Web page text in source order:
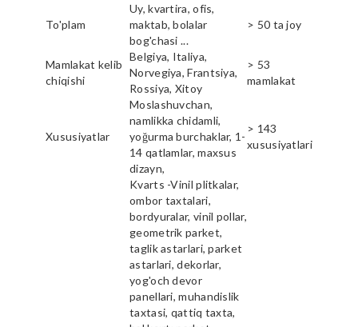
To'plam
Uy, kvartira, ofis,
maktab, bolalar
bog'chasi ...
> 50 ta joy
Mamlakat kelib
chiqishi
Belgiya, Italiya,
Norvegiya, Frantsiya,
Rossiya, Xitoy
> 53
mamlakat
Xususiyatlar
Moslashuvchan,
namlikka chidamli,
yoğurma burchaklar, 1-
14 qatlamlar, maxsus
dizayn,
> 143
xususiyatlari
Kvarts -Vinil plitkalar,
ombor taxtalari,
bordyuralar, vinil pollar,
geometrik parket,
taglik astarlari, parket
astarlari, dekorlar,
yog'och devor
panellari, muhandislik
taxtasi, qattiq taxta,